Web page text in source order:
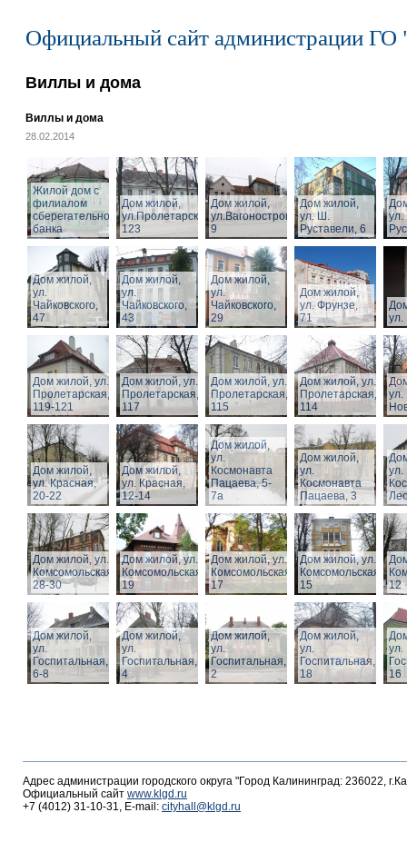
Официальный сайт администрации ГО
Виллы и дома
Виллы и дома
28.02.2014
Жилой дом с
филиалом
сберегательного
банка
Дом жилой,
ул.Пролетарская,
123
Дом жилой,
ул.Вагоностроительная,
9
Дом жилой,
ул. Ш.
Руставели, 6
Дом жилой,
ул.
Чайковского,
47
Дом жилой,
ул.
Чайковского,
43
Дом жилой,
ул.
Чайковского,
29
Дом жилой,
ул. Фрунзе,
71
ул.
Дом жилой, ул.
Пролетарская,
119-121
Дом жилой, ул.
Пролетарская,
117
Дом жилой, ул.
Пролетарская,
115
Дом жилой, ул.
Пролетарская,
114
Дом жилой,
ул. Красная,
20-22
Дом жилой,
ул. Красная,
12-14
Дом жилой,
ул.
Космонавта
Пацаева, 5-
7а
Дом жилой,
ул.
Космонавта
Пацаева, 3
ул.
Дом жилой, ул.
Комсомольская,
28-30
Дом жилой, ул.
Комсомольская,
19
Дом жилой, ул.
Комсомольская,
17
Дом жилой, ул.
Комсомольская,
15
12
Дом жилой,
ул.
Госпитальная,
6-8
Дом жилой,
ул.
Госпитальная,
4
Дом жилой,
ул.
Госпитальная,
2
Дом жилой,
ул.
Госпитальная,
18
ул.
16
Адрес администрации городского округа "Город Калининград: 236022,
Официальный сайт www.klgd.ru
+7 (4012) 31-10-31, E-mail: cityhall@klgd.ru